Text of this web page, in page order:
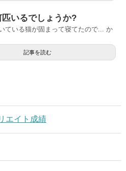
匹いるでしょうか?
ている猫が固まって寝てたので... か
記事を読む
エイト成績